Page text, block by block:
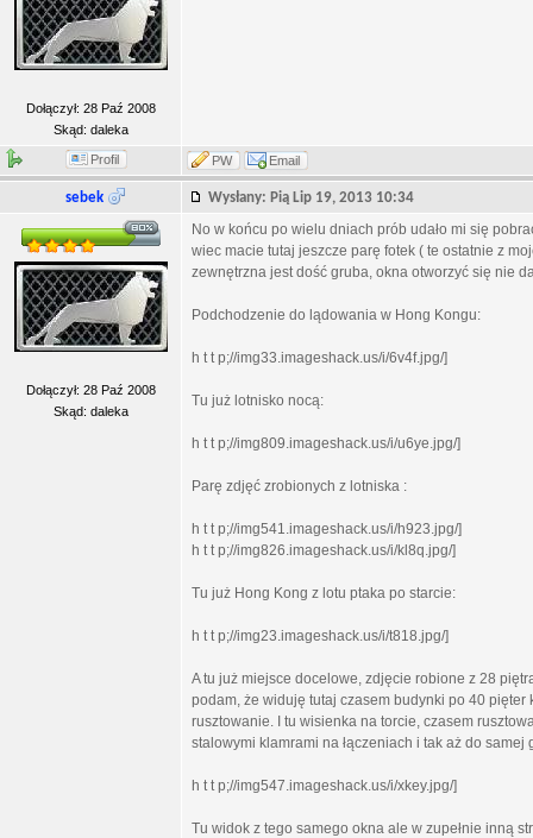
Dołączył: 28 Paź 2008
Skąd: daleka
Profil PW Email
sebek Wysłany: Pią Lip 19, 2013 10:34
Dołączył: 28 Paź 2008
Skąd: daleka
No w końcu po wielu dniach prób udało mi się
wiec macie tutaj jeszcze parę fotek ( te ostatnie z
zewnętrzna jest dość gruba, okna otworzyć się nie
Podchodzenie do lądowania w Hong Kongu:
h t t p;//img33.imageshack.us/i/6v4f.jpg/]
Tu już lotnisko nocą:
h t t p;//img809.imageshack.us/i/u6ye.jpg/]
Parę zdjęć zrobionych z lotniska :
h t t p;//img541.imageshack.us/i/h923.jpg/]
h t t p;//img826.imageshack.us/i/kl8q.jpg/]
Tu już Hong Kong z lotu ptaka po starcie:
h t t p;//img23.imageshack.us/i/t818.jpg/]
A tu już miejsce docelowe, zdjęcie robione z 28
podam, że widuję tutaj czasem budynki po 40
rusztowanie. I tu wisienka na torcie, czasem
stalowymi klamrami na łączeniach i tak aż do samej
h t t p;//img547.imageshack.us/i/xkey.jpg/]
Tu widok z tego samego okna ale w zupełnie inną